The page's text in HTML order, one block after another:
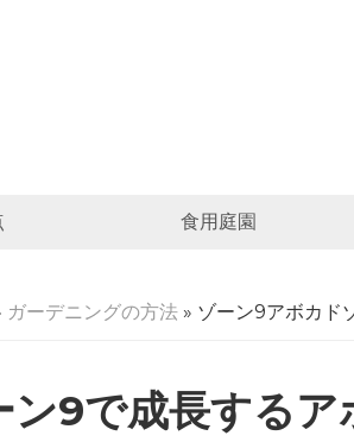
食用庭園
ガーデニングの方法 » ゾーン9アボカド
9で成長するア